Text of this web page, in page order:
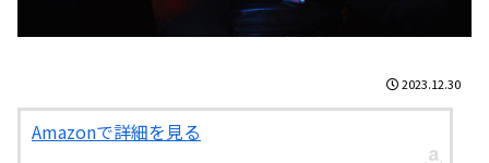
2023.12.30
Amazonで詳細を見る